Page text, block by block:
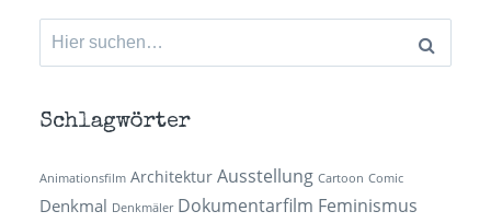
Suchen
nach:
Schlagwörter
Animationsfilm Architektur Ausstellung Cartoon Comic
Denkmal Denkmäler Dokumentarfilm Feminismus